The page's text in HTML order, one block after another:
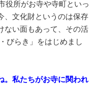
役所がお寺や寺町といっ
、文化財というのは保存
ない面もあって、その活
びらき」をはじめまし
。私たちがお寺に関われ